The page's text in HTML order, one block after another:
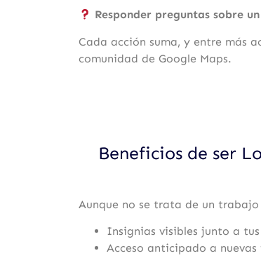
Responder preguntas sobre
Cada acción suma, y entre más
comunidad de Google Maps.
Beneficios de ser
Aunque no se trata de un
Insignias visibles junto a
Acceso anticipado a nuevas